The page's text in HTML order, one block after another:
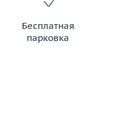
Бесплатная
парковка